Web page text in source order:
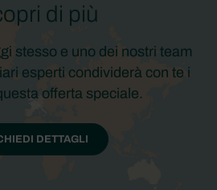
di più
stesso e uno dei nostri team
esperti condividerà con te i
offerta speciale.
DETTAGLI